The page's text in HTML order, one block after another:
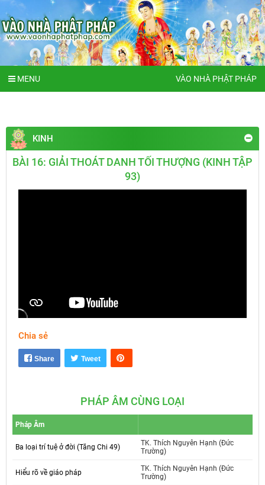
MENU VÀO NHÀ PHẬT PHÁP
KINH
BÀI 16: GIẢI THOÁT DANH TỐI THƯỢNG (KINH TẬP
93)
Chia sẻ
Share Tweet
PHÁP ÂM CÙNG LOẠI
Pháp Âm
Ba loại trí tuệ ở đời (Tăng Chi 49)
TK. Thích Nguyên Hạnh (Đức
Trường)
Hiểu rõ về giáo pháp
TK. Thích Nguyên Hạnh (Đức
Trường)